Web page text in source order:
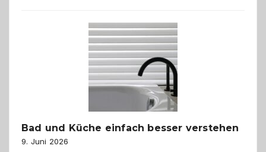
Bad und Küche einfach besser verstehen
9. Juni 2026